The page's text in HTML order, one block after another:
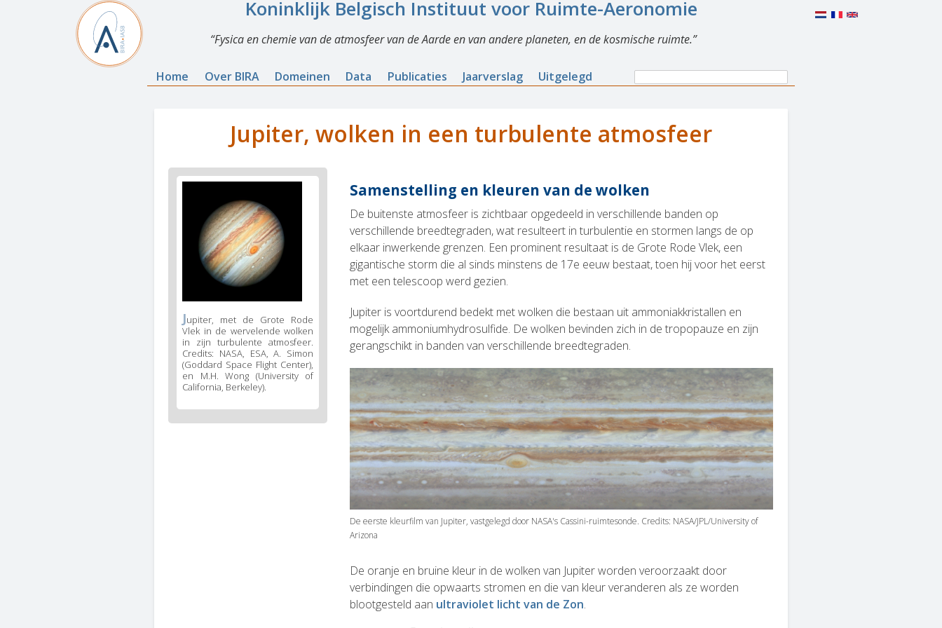
Koninklijk Belgisch Instituut voor Ruimte-Aeronomie
Fysica en chemie van de atmosfeer van de Aarde en van andere planeten, en de kosmische ruimte.
Home Over BIRA Domeinen Data Publicaties Jaarverslag Uitgelegd
Search
Search
Jupiter, wolken in een turbulente atmosfeer
Samenstelling en kleuren van de wolken
De buitenste atmosfeer is zichtbaar opgedeeld in verschillende banden op
verschillende breedtegraden, wat resulteert in turbulentie en stormen langs de op
elkaar inwerkende grenzen. Een prominent resultaat is de Grote Rode Vlek, een
gigantische storm die al sinds minstens de 17e eeuw bestaat, toen hij voor het eerst
met een telescoop werd gezien.
Jupiter is voortdurend bedekt met wolken die bestaan uit ammoniakkristallen en
mogelijk ammoniumhydrosulfide. De wolken bevinden zich in de tropopauze en zijn
gerangschikt in banden van verschillende breedtegraden.
De eerste kleurfilm van Jupiter, vastgelegd door NASA's Cassini-ruimtesonde. Credits: NASA/JPL/University of
Arizona
De oranje en bruine kleur in de wolken van Jupiter worden veroorzaakt door
verbindingen die opwaarts stromen en die van kleur veranderen als ze worden
blootgesteld aan ultraviolet licht van de Zon.
Jupiter, met de Grote Rode
Vlek in de wervelende wolken
in zijn turbulente atmosfeer.
Credits: NASA, ESA, A. Simon
(Goddard Space Flight Center),
en M.H. Wong (University of
California, Berkeley).